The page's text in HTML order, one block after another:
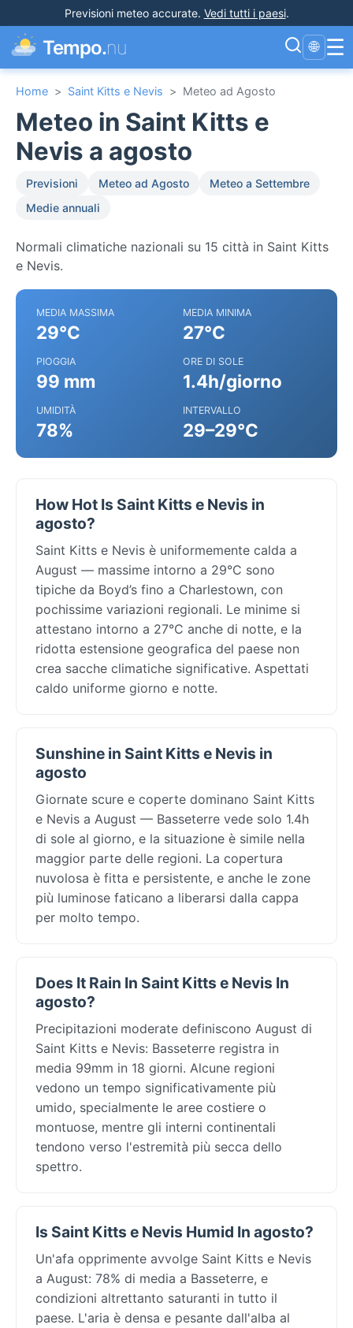
Previsioni meteo accurate. Vedi tutti i paesi.
Tempo.nu 🌐 ☰
Home > Saint Kitts e Nevis > Meteo ad Agosto
Meteo in Saint Kitts e
Nevis a agosto
Previsioni Meteo ad Agosto
Meteo a Settembre
Medie annuali
Normali climatiche nazionali su 15 città in Saint Kitts
e Nevis.
MEDIA MASSIMA
29°C
MEDIA MINIMA
27°C
PIOGGIA
99 mm
ORE DI SOLE
1.4h/giorno
UMIDITÀ
78%
INTERVALLO
29–29°C
How Hot Is Saint Kitts e Nevis in
agosto?
Saint Kitts e Nevis è uniformemente calda a
August — massime intorno a 29°C sono
tipiche da Boyd’s fino a Charlestown, con
pochissime variazioni regionali. Le minime si
attestano intorno a 27°C anche di notte, e la
ridotta estensione geografica del paese non
crea sacche climatiche significative. Aspettati
caldo uniforme giorno e notte.
Sunshine in Saint Kitts e Nevis in
agosto
Giornate scure e coperte dominano Saint Kitts
e Nevis a August — Basseterre vede solo 1.4h
di sole al giorno, e la situazione è simile nella
maggior parte delle regioni. La copertura
nuvolosa è fitta e persistente, e anche le zone
più luminose faticano a liberarsi dalla cappa
per molto tempo.
Does It Rain In Saint Kitts e Nevis In
agosto?
Precipitazioni moderate definiscono August di
Saint Kitts e Nevis: Basseterre registra in
media 99mm in 18 giorni. Alcune regioni
vedono un tempo significativamente più
umido, specialmente le aree costiere o
montuose, mentre gli interni continentali
tendono verso l'estremità più secca dello
spettro.
Is Saint Kitts e Nevis Humid In agosto?
Un'afa opprimente avvolge Saint Kitts e Nevis
a August: 78% di media a Basseterre, e
condizioni altrettanto saturanti in tutto il
paese. L'aria è densa e pesante dall'alba al